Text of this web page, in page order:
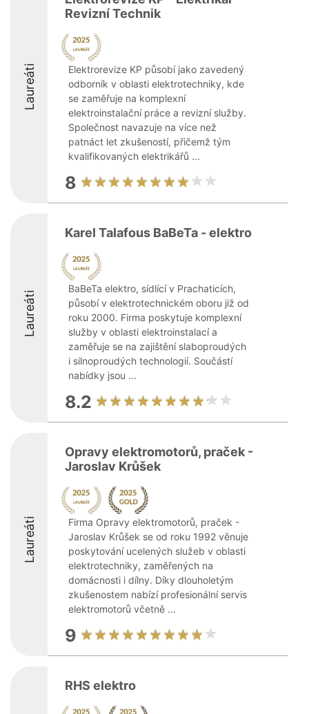
Laureáti
Revizní Technik
Elektrorevize KP působí jako zavedený
odborník v oblasti elektrotechniky, kde
se zaměřuje na komplexní
elektroinstalační práce a revizní služby.
Společnost navazuje na více než
patnáct let zkušeností, přičemž tým
kvalifikovaných elektrikářů ...
8
Laureáti
Karel Talafous BaBeTa - elektro
BaBeTa elektro, sídlící v Prachaticích,
působí v elektrotechnickém oboru již od
roku 2000. Firma poskytuje komplexní
služby v oblasti elektroinstalací a
zaměřuje se na zajištění slaboproudých
i silnoproudých technologií. Součástí
nabídky jsou ...
8.2
Laureáti
Opravy elektromotorů, praček -
Jaroslav Krůšek
Firma Opravy elektromotorů, praček -
Jaroslav Krůšek se od roku 1992 věnuje
poskytování ucelených služeb v oblasti
elektrotechniky, zaměřených na
domácnosti i dílny. Díky dlouholetým
zkušenostem nabízí profesionální servis
elektromotorů včetně ...
9
RHS elektro